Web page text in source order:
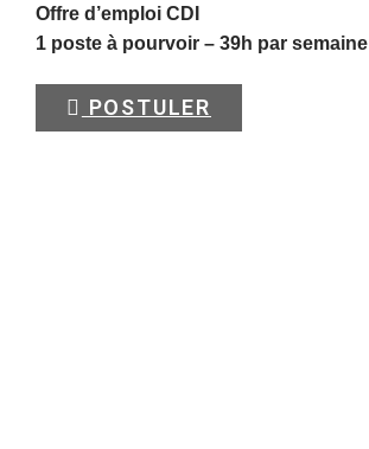
Offre d’emploi CDI
1 poste à pourvoir – 39h par semaine
POSTULER